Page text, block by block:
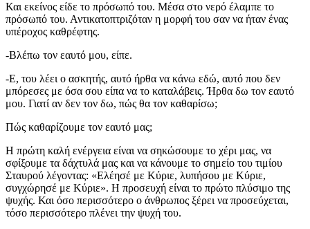
Και εκείνος είδε το πρόσωπό του. Μέσα στο νερό έλαμπε το
πρόσωπό του. Αντικατοπτριζόταν η μορφή του σαν να ήταν ένας
υπέροχος καθρέφτης.
-Βλέπω τον εαυτό μου, είπε.
-Ε, του λέει ο ασκητής, αυτό ήρθα να κάνω εδώ, αυτό που δεν
μπόρεσες με όσα σου είπα να το καταλάβεις. Ήρθα δω τον εαυτό
μου. Γιατί αν δεν τον δω, πώς θα τον καθαρίσω;
Πώς καθαρίζουμε τον εαυτό μας;
Η πρώτη καλή ενέργεια είναι να σηκώσουμε το χέρι μας, να
σφίξουμε τα δάχτυλά μας και να κάνουμε το σημείο του τιμίου
Σταυρού λέγοντας: «Ελέησέ με Κύριε, λυπήσου με Κύριε,
συγχώρησέ με Κύριε». Η προσευχή είναι το πρώτο πλύσιμο της
ψυχής. Και όσο περισσότερο ο άνθρωπος ξέρει να προσεύχεται,
τόσο περισσότερο πλένει την ψυχή του.